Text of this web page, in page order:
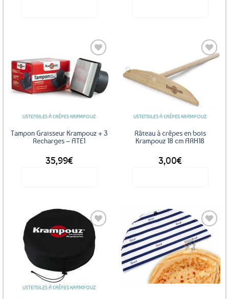
Ajouter
aux
favoris
USTENSILES À CRÊPES KRAMPOUZ
Tampon Graisseur Krampouz + 3
Recharges – ATE1
35,99€
USTENSILES À CRÊPES KRAMPOUZ
Râteau à crêpes en bois
Krampouz 18 cm ARH18
3,00€
Ajouter
aux
favoris
USTENSILES À CRÊPES KRAMPOUZ
Ajouter
aux
favoris